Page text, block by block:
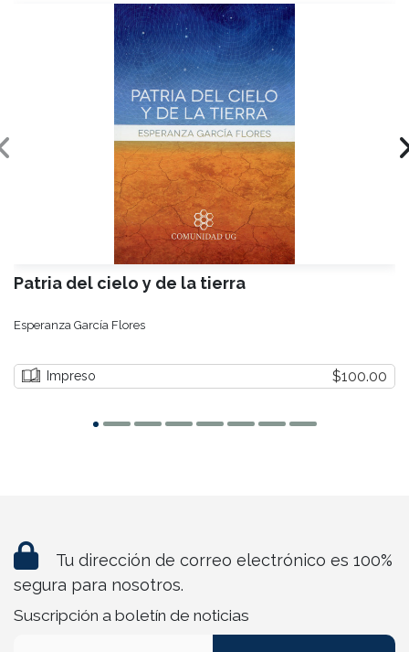
Patria del cielo y de la tierra
Esperanza García Flores
Impreso $100.00
Tu dirección de correo electrónico es 100%
segura para nosotros.
Suscripción a boletín de noticias